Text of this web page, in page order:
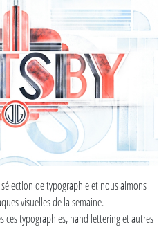
de typographie et nous aimons
visuelles de la semaine.
ces typographies, hand lettering et autres